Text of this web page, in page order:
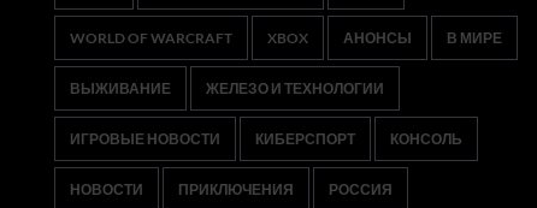
WORLD OF WARCRAFT XBOX АНОНСЫ В МИРЕ
ВЫЖИВАНИЕ ЖЕЛЕЗО И ТЕХНОЛОГИИ
ИГРОВЫЕ НОВОСТИ КИБЕРСПОРТ КОНСОЛЬ
НОВОСТИ ПРИКЛЮЧЕНИЯ РОССИЯ